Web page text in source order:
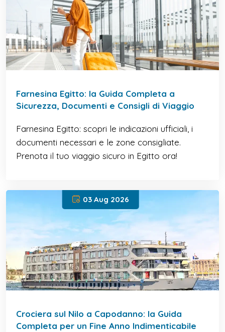
Farnesina Egitto: la Guida Completa a
Sicurezza, Documenti e Consigli di Viaggio
Farnesina Egitto: scopri le indicazioni ufficiali, i
documenti necessari e le zone consigliate.
Prenota il tuo viaggio sicuro in Egitto ora!
03 Aug 2026
Crociera sul Nilo a Capodanno: la Guida
Completa per un Fine Anno Indimenticabile